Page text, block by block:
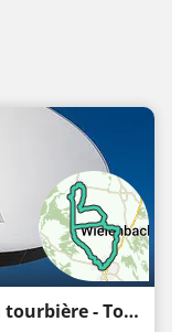
Autour de Weilheim : Tour de la tourbière - Tour de la basse tourbière (nord-ouest)